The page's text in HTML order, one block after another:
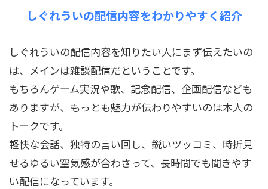
しぐれういの配信内容をわかりやすく紹介
しぐれういの配信内容を知りたい人にまず伝えたいの
は、メインは雑談配信だということです。
もちろんゲーム実況や歌、記念配信、企画配信なども
ありますが、もっとも魅力が伝わりやすいのは本人の
トークです。
軽快な会話、独特の言い回し、鋭いツッコミ、時折見
せるゆるい空気感が合わさって、長時間でも聞きやす
い配信になっています。